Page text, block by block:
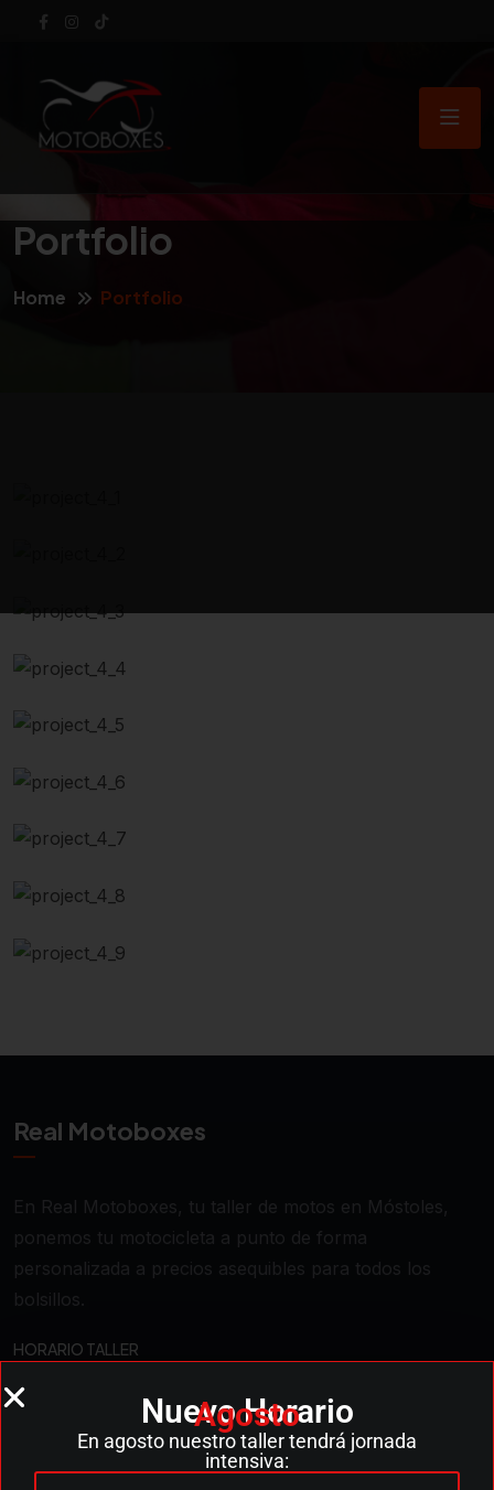
Portfolio
Home Portfolio
Scheduled Maintenance
Replace air Filter
Auto Diagnostics
Brake Repairing
Body Repairing
Automotive Filters
Car wash & Polish
Real Motoboxes
En Real Motoboxes, tu taller de motos en Móstoles,
ponemos tu motocicleta a punto de forma
personalizada a precios asequibles para todos los
bolsillos.
HORARIO TALLER
CONTACTO
Nuevo Horario
Agosto
En agosto nuestro taller tendrá jornada
intensiva: